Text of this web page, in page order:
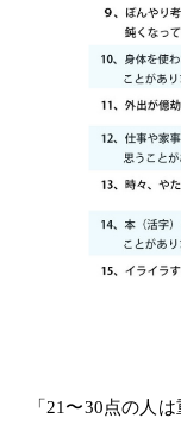
「21〜30点の人